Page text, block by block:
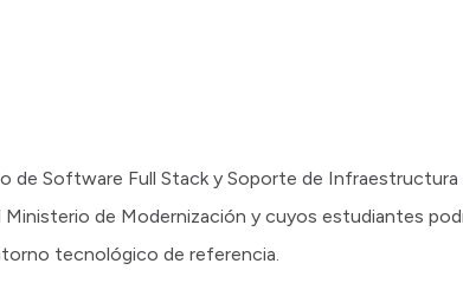
de Software Full Stack y Soporte de Infraestructura
de Modernización y cuyos estudiantes
tecnológico de referencia.